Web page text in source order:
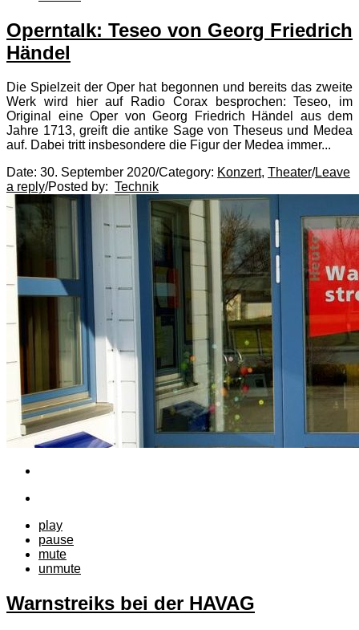
Operntalk: Teseo von Georg Friedrich
Händel
Die Spielzeit der Oper hat begonnen und bereits das zweite
Werk wird hier auf Radio Corax besprochen: Teseo, im
Original eine Oper von Georg Friedrich Händel aus dem
Jahre 1713, greift die antike Sage von Theseus und Medea
auf. Dabei tritt insbesondere die Figur der Medea immer...
Date: 30. September 2020/Category: Konzert, Theater/Leave
a reply/Posted by: Technik
play
pause
mute
unmute
Warnstreiks bei der HAVAG